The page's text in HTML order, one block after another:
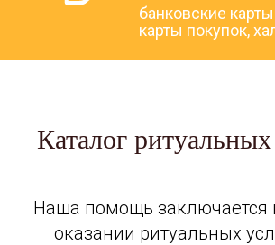
банковские карты
карты покупок,
Каталог
Наша помощь заключается
оказании ритуальных